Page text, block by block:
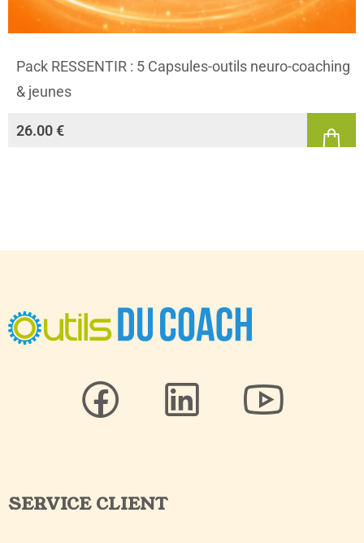
Pack RESSENTIR : 5 Capsules-outils neuro-coaching
& jeunes
26.00€
SERVICE CLIENT